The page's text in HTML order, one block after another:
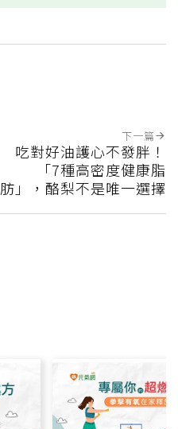
下一篇
吃對好油護心不發胖！
「7種高密度健康脂
肪」，酪梨不是唯一選擇